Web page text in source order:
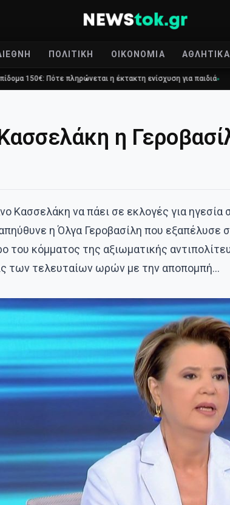
ΠΟΛΙΤΙΚΉ ΟΙΚΟΝΟΜΊΑ ΑΘΛΗΤΙΚΆ
πληρώνεται η έκτακτη ενίσχυση για παιδιά Τραγωδία
η
Κασσελάκη να πάει σε εκλογές για ηγεσία
η Όλγα Γεροβασίλη που εξαπέλυσε
του κόμματος της αξιωματικής
των τελευταίων ωρών με την αποπομπή…